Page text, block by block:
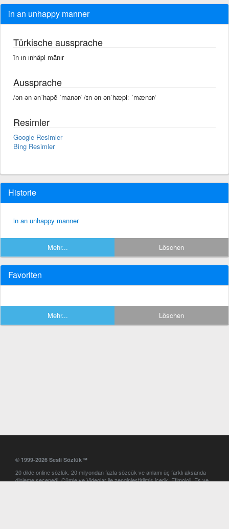
in an unhappy manner
Türkische aussprache
în ın ınhäpi mänır
Aussprache
/ən ən ənˈhapē ˈmanər/ /ɪn ən ənˈhæpiː ˈmænɜr/
Resimler
Google Resimler
Bing Resimler
Historie
in an unhappy manner
Mehr... Löschen
Favoriten
Mehr... Löschen
© 1999-2026 Sesli Sözlük™
20 dilde online sözlük. 20 milyondan fazla sözcük ve anlamı üç farklı aksanda
dinleme seçeneği. Cümle ve Videolar ile zenginleştirilmiş içerik. Etimoloji, Eş ve